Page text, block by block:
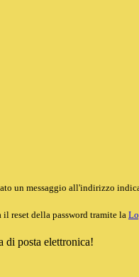
un messaggio all'indirizzo
reset della password tramite la
di posta elettronica!